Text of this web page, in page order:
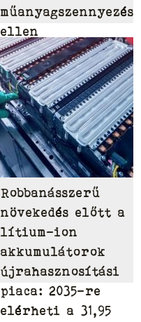
műanyagszennyezés
ellen
Robbanásszerű
növekedés előtt a
lítium-ion
akkumulátorok
újrahasznosítási
piaca: 2035-re
elérheti a 31,95